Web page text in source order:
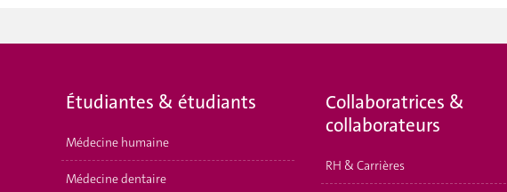
Étudiantes & étudiants
Médecine humaine
Médecine dentaire
Collaboratrices &
collaborateurs
RH & Carrières